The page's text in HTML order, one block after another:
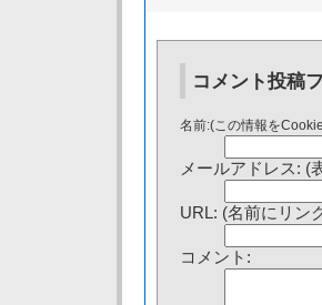
コメント投稿
名前:(この情報を
メールアドレス: (
URL: (名前にリン
コメント: